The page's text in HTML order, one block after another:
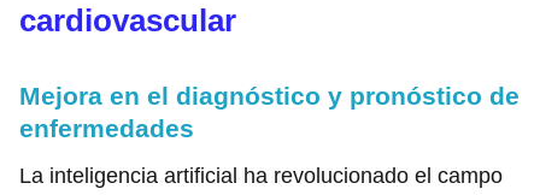
cardiovascular
Mejora en el diagnóstico y pronóstico de
enfermedades
La inteligencia artificial ha revolucionado el campo